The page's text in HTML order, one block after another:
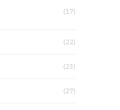
(17)
(22)
(23)
(27)